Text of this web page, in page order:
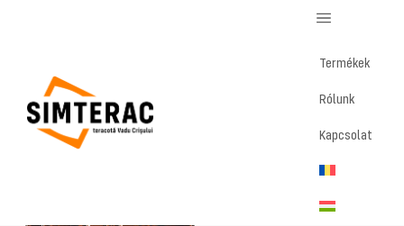
Termékek
Rólunk
Kapcsolat
Home / Magazin / Piatră – Középcsempe
Középcsempe